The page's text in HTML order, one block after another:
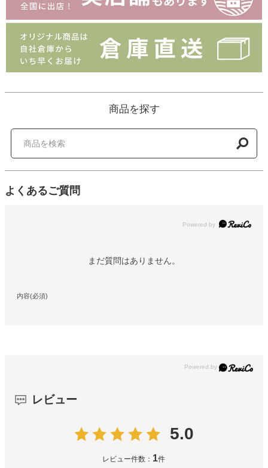
商品を探す
よくあるご質問
Powered by
まだ質問はありません。
内容(必須)
レビュー
5.0
レビュー件数： 1件